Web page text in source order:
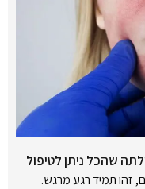
שהכל ניתן לטיפול
זהו תמיד רגע מרגש.